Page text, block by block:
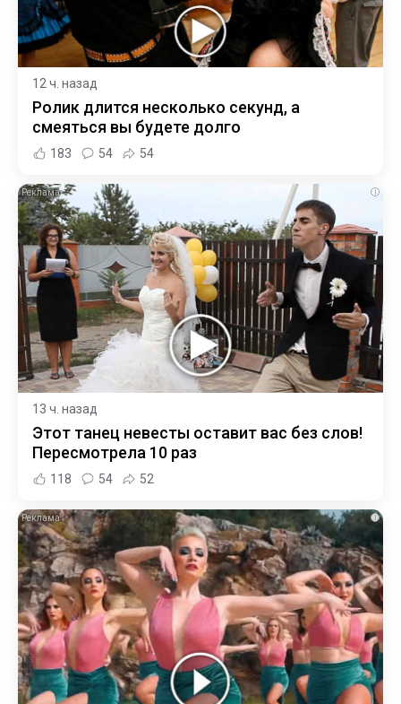
12 ч. назад
Ролик длится несколько секунд, а
смеяться вы будете долго
183 54 54
i
13 ч. назад
Этот танец невесты оставит вас без слов!
Пересмотрела 10 раз
118 54 52
i